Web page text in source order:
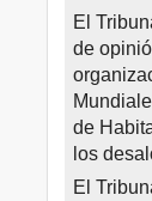
El
de
de
los
El